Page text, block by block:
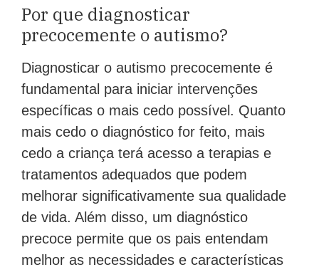
Por que diagnosticar
precocemente o autismo?
Diagnosticar o autismo precocemente é
fundamental para iniciar intervenções
específicas o mais cedo possível. Quanto
mais cedo o diagnóstico for feito, mais
cedo a criança terá acesso a terapias e
tratamentos adequados que podem
melhorar significativamente sua qualidade
de vida. Além disso, um diagnóstico
precoce permite que os pais entendam
melhor as necessidades e características